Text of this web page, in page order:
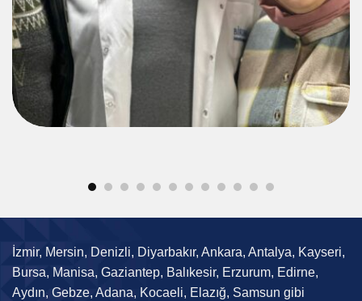
İzmir, Mersin, Denizli, Diyarbakır, Ankara, Antalya, Kayseri,
Bursa, Manisa, Gaziantep, Balıkesir, Erzurum, Edirne,
Aydın, Gebze, Adana, Kocaeli, Elazığ, Samsun gibi